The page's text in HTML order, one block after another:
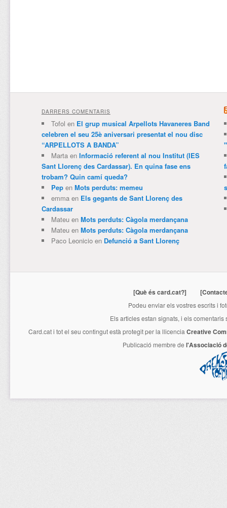
DARRERS COMENTARIS
Tofol en El grup musical Arpellots Havaneres Band
celebren el seu 25è aniversari presentat el nou disc
“ARPELLOTS A BANDA”
Martaen Informació referent al nou Institut (IES
Sant Llorenç des Cardassar). En quina fase ens
trobam? Quin camí queda?
Pepen Mots perduts: memeu
emmaen Els gegants de Sant Llorenç des
Cardassar
Mateuen Mots perduts: Càgola merdançana
Mateuen Mots perduts: Càgola merdançana
Paco Leonicioen Defunció a Sant Llorenç
[Què és card.cat?]
Podeu enviar els vostres escrits i
Els articles estan signats, i els
Card.cati tot el seu contingut està protegit per la llicencia Creative
Publicació membre de l'Associació